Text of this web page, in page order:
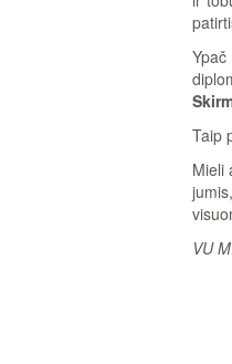
Taip
Mieli
VU